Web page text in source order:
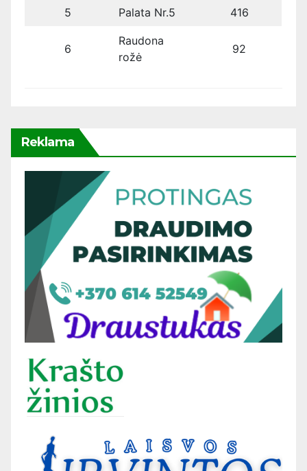
5 Palata Nr.5 416
6
Raudona
rožė
92
Reklama